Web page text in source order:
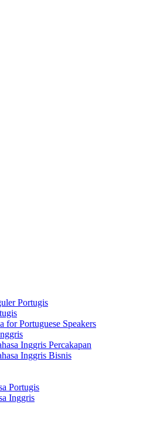
Portugis
for Portuguese Speakers
Inggris Percakapan
Inggris Bisnis
Portugis
Inggris